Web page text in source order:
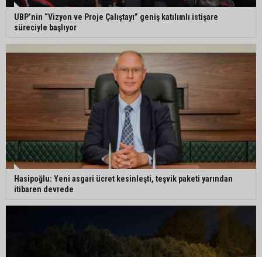
UBP’nin “Vizyon ve Proje Çalıştayı” geniş katılımlı istişare
süreciyle başlıyor
Hasipoğlu: Yeni asgari ücret kesinleşti, teşvik paketi yarından
itibaren devrede